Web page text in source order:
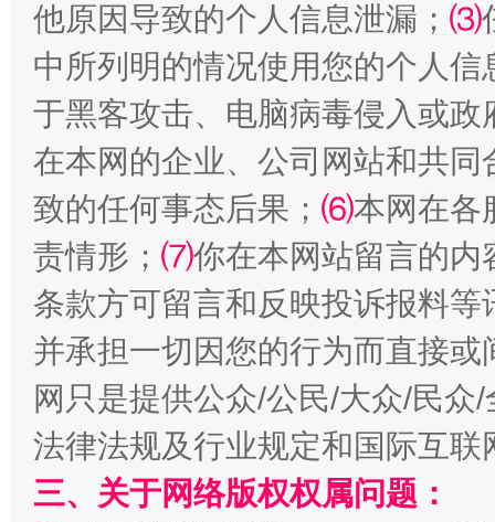
全民健身五年计划来了！等你上场
阿坝州三大球赛在茂县开幕
他原因导致的个人信息泄漏； ⑶
中所列明的情况使用您的个人
于黑客攻击、电脑病毒侵入或
在本网的企业、公司网站和共
致的任何事态后果； ⑹本网在各
责情形； ⑺你在本网站留言的内
条款方可留言和反映投诉报料
并承担一切因您的行为而直接
网只是提供公众/公民/大众/民
法律法规及行业规定和国际互
三、关于网络版权权属问题：